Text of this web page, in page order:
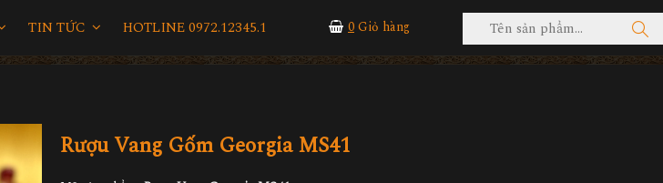
TIN TỨC HOTLINE 0972.12345.1 0Giỏ hàng
Rượu Vang Gốm Georgia MS41